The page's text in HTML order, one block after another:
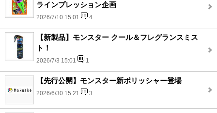
ラインプレッション企画
2026/7/10 15:01 4
【新製品】モンスター クール＆フレグランスミス
ト！
2026/7/3 15:01 1
【先行公開】モンスター新ポリッシャー登場
2026/6/30 15:21 3